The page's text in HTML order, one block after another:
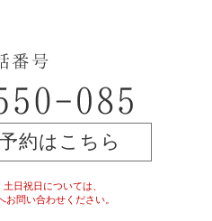
約はこちら
日祝日については、
問い合わせください。